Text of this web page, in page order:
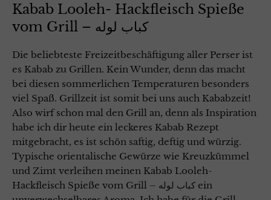
Kabab Looleh- Hackfleisch Spieße
vom Grill – کباب لوله
Die beliebteste Freizeitbeschäftigung aller Perser ist
es Kabab zu Grillen. Kein Wunder, denn das macht
bei diesen sommerlichen Temperaturen besonders
viel Spaß. Grillzeit ist somit bei uns auch Kababzeit!
Also wirf schon mal den Grill an, denn als Inspiration
habe ich dir heute ein leckeres Kabab Rezept
mitgebracht, es ist schön saftig, deftig und würzig.
Typische orientalische Gewürze wie Kreuzkümmel
und Zimt verleihen meinen Kabab Looleh-
Hackfleisch Spieße vom Grill – کباب لوله ein